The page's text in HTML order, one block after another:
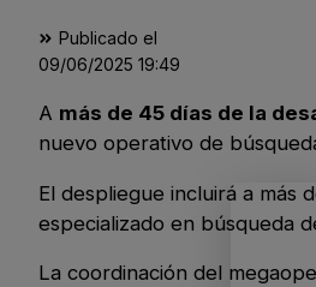
Publicado el
09/06/2025 19:49
A más de 45 días de la
nuevo operativo de
El despliegue incluirá a más
especializado en búsqueda
La coordinación del